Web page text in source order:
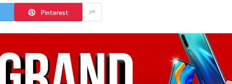
Pinterest